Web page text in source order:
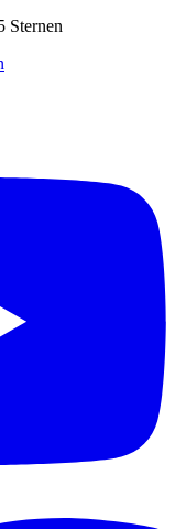
Sternen